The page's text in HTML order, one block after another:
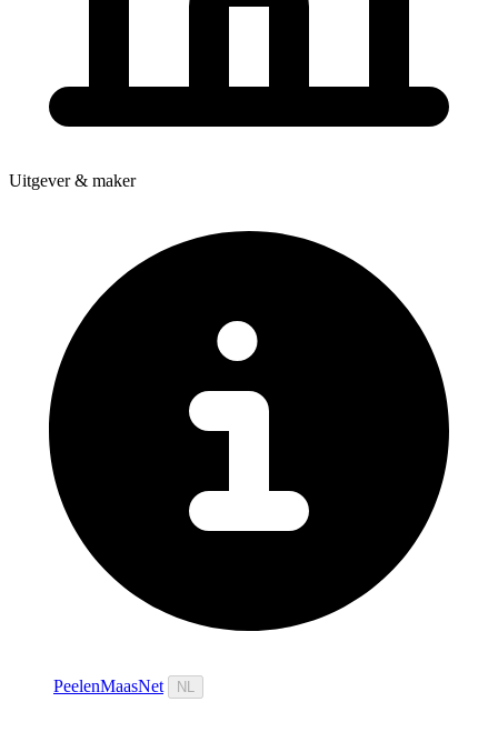
Uitgever & maker
PeelenMaasNet NL